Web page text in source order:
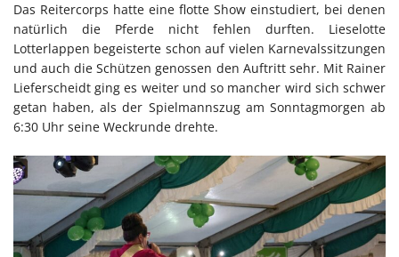
Das Reitercorps hatte eine flotte Show einstudiert, bei denen
natürlich die Pferde nicht fehlen durften. Lieselotte
Lotterlappen begeisterte schon auf vielen Karnevalssitzungen
und auch die Schützen genossen den Auftritt sehr. Mit Rainer
Lieferscheidt ging es weiter und so mancher wird sich schwer
getan haben, als der Spielmannszug am Sonntagmorgen ab
6:30 Uhr seine Weckrunde drehte.